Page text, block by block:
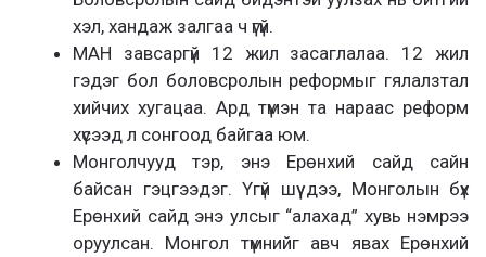
хэл, хандаж залгаа ч үгүй.
МАН завсаргүй 12 жил засаглалаа. 12 жил
гэдэг бол боловсролын реформыг гялалзтал
хийчих хугацаа. Ард түмэн та нараас реформ
хүсээд л сонгоод байгаа юм.
Монголчууд тэр, энэ Ерөнхий сайд сайн
байсан гэцгээдэг. Үгүй шүү дээ, Монголын бүх
Ерөнхий сайд энэ улсыг “алахад” хувь нэмрээ
оруулсан. Монгол түмнийг авч явах Ерөнхий